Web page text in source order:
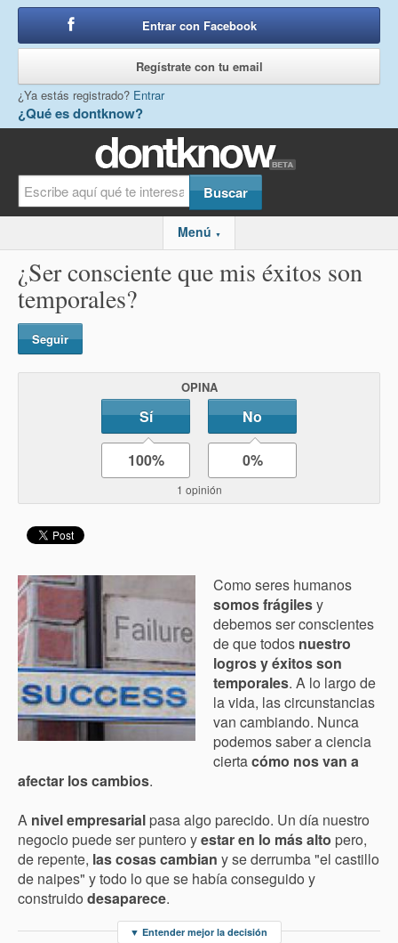
¿Qué es dontknow?
Entrar con Facebook
Regístrate con tu email
¿Ya estás registrado? Entrar
Menú ▼
¿Ser consciente que mis éxitos son
temporales?
Seguir
OPINA
Sí No
100% 0%
1 opinión
Como seres humanos
somos frágilesy
debemos ser conscientes
de que todos nuestro
logros y éxitos son
temporales. A lo largo de
la vida, las circunstancias
van cambiando. Nunca
podemos saber a ciencia
ciertacómo nos van a
afectar los cambios.
A nivel empresarial pasa algo parecido. Un día nuestro
negocio puede ser puntero yestar en lo más alto pero,
de repente, las cosas cambian y se derrumba "el castillo
de naipes" y todo lo que se había conseguido y
construido desaparece.
▼ Entender mejor la decisión